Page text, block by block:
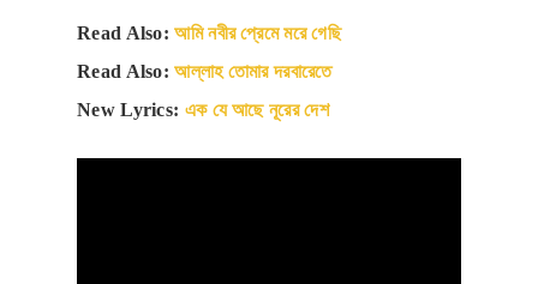
Read Also:আমি নবীর প্রেমে মরে গেছি
Read Also:আল্লাহ তোমার দরবারেতে
New Lyrics: এক যে আছে নূরের দেশ